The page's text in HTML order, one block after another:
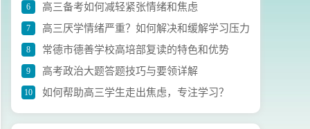
议
6 高三备考如何减轻紧张情绪和焦虑
7 高三厌学情绪严重？如何解决和缓解学习压力
8 常德市德善学校高培部复读的特色和优势
9 高考政治大题答题技巧与要领详解
10 如何帮助高三学生走出焦虑，专注学习？